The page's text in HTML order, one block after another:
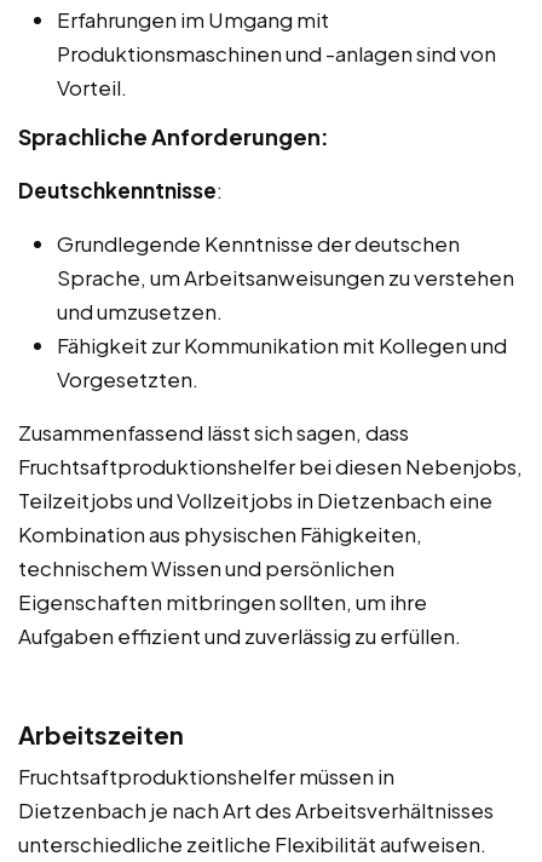
Erfahrungen im Umgang mit
Produktionsmaschinen und -anlagen sind von
Vorteil.
Sprachliche Anforderungen:
Deutschkenntnisse:
Grundlegende Kenntnisse der deutschen
Sprache, um Arbeitsanweisungen zu verstehen
und umzusetzen.
Fähigkeit zur Kommunikation mit Kollegen und
Vorgesetzten.
Zusammenfassend lässt sich sagen, dass
Fruchtsaftproduktionshelfer bei diesen Nebenjobs,
Teilzeitjobs und Vollzeitjobs in Dietzenbach eine
Kombination aus physischen Fähigkeiten,
technischem Wissen und persönlichen
Eigenschaften mitbringen sollten, um ihre
Aufgaben effizient und zuverlässig zu erfüllen.
Arbeitszeiten
Fruchtsaftproduktionshelfer müssen in
Dietzenbach je nach Art des Arbeitsverhältnisses
unterschiedliche zeitliche Flexibilität aufweisen.